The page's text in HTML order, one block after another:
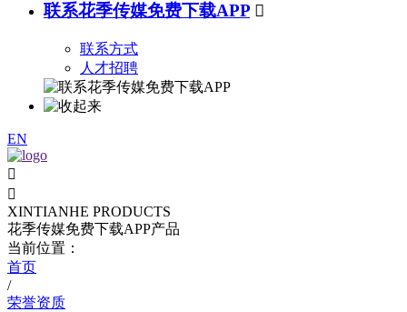
联系花季传媒免费下载APP 
联系方式
人才招聘
EN


XINTIANHE PRODUCTS
花季传媒免费下载APP产品
当前位置：
首页
/
荣誉资质